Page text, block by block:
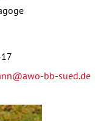
bb-sued.de